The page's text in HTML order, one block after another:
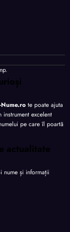
Nume.ro te poate ajuta
excelent
pe care îl poartă
actualitate
nume și informații